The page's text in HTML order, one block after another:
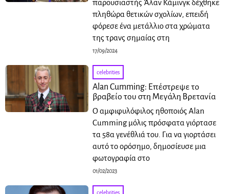
παρουσιαστής Άλαν Κάμινγκ δέχθηκε
πληθώρα θετικών σχολίων, επειδή
φόρεσε ένα μετάλλιο στα χρώματα
της τρανς σημαίας στη
17/09/2024
celebrities
Alan Cumming: Επέστρεψε το
βραβείο του στη Μεγάλη Βρετανία
Ο αμφιφυλόφιλος ηθοποιός Alan
Cumming μόλις πρόσφατα γιόρτασε
τα 58α γενέθλιά του. Για να γιορτάσει
αυτό το ορόσημο, δημοσίευσε μια
φωτογραφία στο
01/02/2023
celebrities